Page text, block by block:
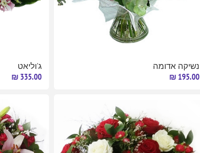
נשיקה אדומה
195.00 ₪
ג'וליאט
335.00 ₪